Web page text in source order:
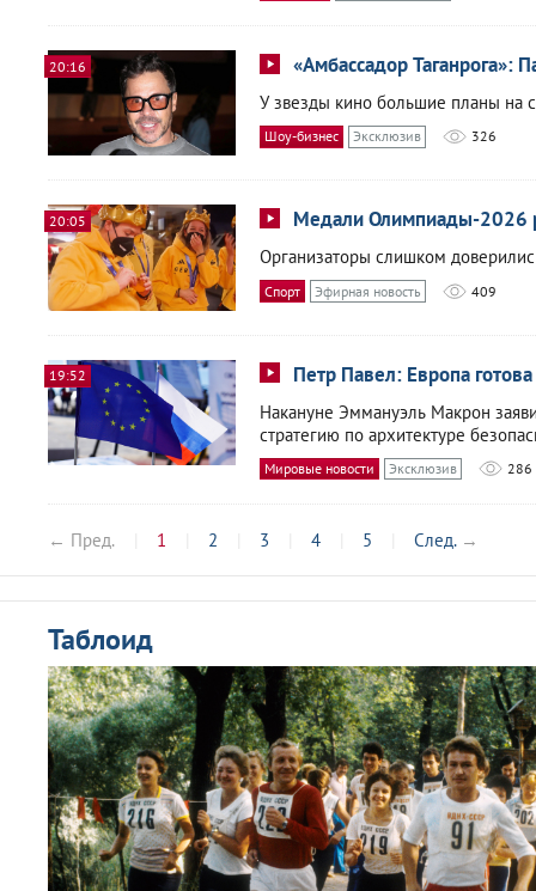
20:16 «Амбассадор Таганрога»:
У звезды кино большие планы на
Шоу-бизнес Эксклюзив 326
20:05 Медали Олимпиады-2026
Организаторы слишком
Спорт Эфирная новость 409
19:52 Петр Павел: Европа готова
Накануне Эммануэль Макрон
стратегию по архитектуре
Мировые новости Эксклюзив 286
← Пред. 1 2 3 4 5 След.→
Таблоид